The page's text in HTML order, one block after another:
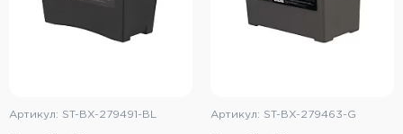
Артикул: ST-BX-279491-BL Артикул: ST-BX-279463-G